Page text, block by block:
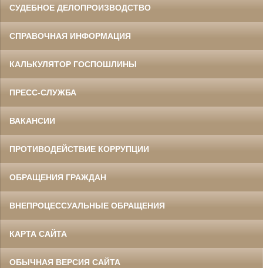
СУДЕБНОЕ ДЕЛОПРОИЗВОДСТВО
СПРАВОЧНАЯ ИНФОРМАЦИЯ
КАЛЬКУЛЯТОР ГОСПОШЛИНЫ
ПРЕСС-СЛУЖБА
ВАКАНСИИ
ПРОТИВОДЕЙСТВИЕ КОРРУПЦИИ
ОБРАЩЕНИЯ ГРАЖДАН
ВНЕПРОЦЕССУАЛЬНЫЕ ОБРАЩЕНИЯ
КАРТА САЙТА
ОБЫЧНАЯ ВЕРСИЯ САЙТА